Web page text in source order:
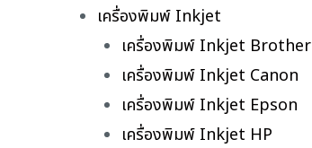
เครื่องพิมพ์ Inkjet
เครื่องพิมพ์ Inkjet Brother
เครื่องพิมพ์ Inkjet Canon
เครื่องพิมพ์ Inkjet Epson
เครื่องพิมพ์ Inkjet HP